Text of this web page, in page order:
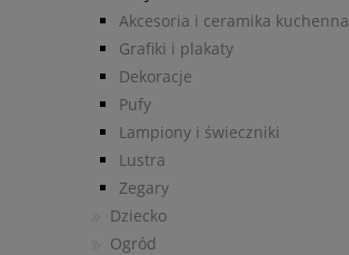
Akcesoria i ceramika kuchenna
Grafiki i plakaty
Dekoracje
Pufy
Lampiony i świeczniki
Lustra
Zegary
Dziecko
Ogród